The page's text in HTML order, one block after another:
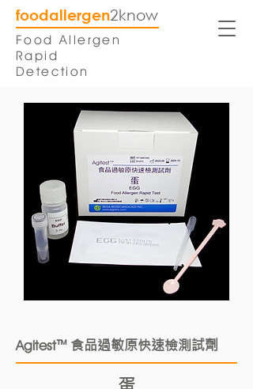
foodallergen2know
Food Allergen
Rapid
Detection
Agitest™ 食品過敏原快速檢測試劑